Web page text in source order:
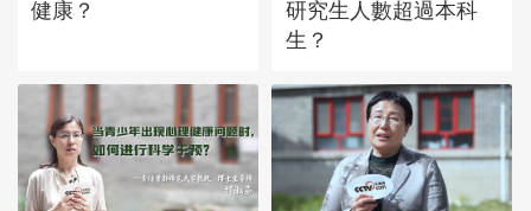
健康？
研究生人數超過本科
生？